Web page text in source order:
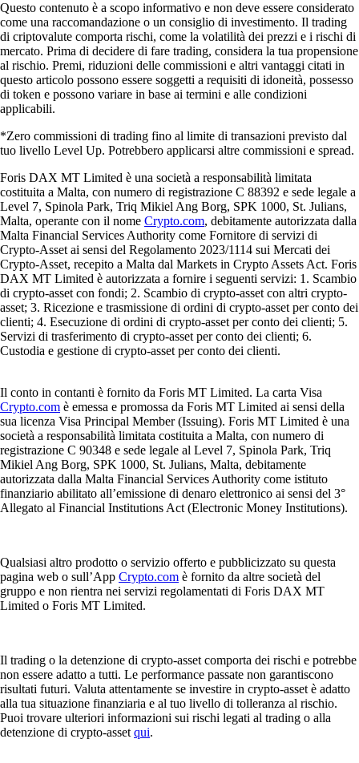
Questo contenuto è a scopo informativo e non deve essere considerato
come una raccomandazione o un consiglio di investimento. Il trading
di criptovalute comporta rischi, come la volatilità dei prezzi e i rischi di
mercato. Prima di decidere di fare trading, considera la tua propensione
al rischio. Premi, riduzioni delle commissioni e altri vantaggi citati in
questo articolo possono essere soggetti a requisiti di idoneità, possesso
di token e possono variare in base ai termini e alle condizioni
applicabili.
*Zero commissioni di trading fino al limite di transazioni previsto dal
tuo livello Level Up. Potrebbero applicarsi altre commissioni e spread.
Foris DAX MT Limited è una società a responsabilità limitata
costituita a Malta, con numero di registrazione C 88392 e sede legale a
Level 7, Spinola Park, Triq Mikiel Ang Borg, SPK 1000, St. Julians,
Malta, operante con il nome Crypto.com, debitamente autorizzata dalla
Malta Financial Services Authority come Fornitore di servizi di
Crypto-Asset ai sensi del Regolamento 2023/1114 sui Mercati dei
Crypto-Asset, recepito a Malta dal Markets in Crypto Assets Act. Foris
DAX MT Limited è autorizzata a fornire i seguenti servizi: 1. Scambio
di crypto-asset con fondi; 2. Scambio di crypto-asset con altri crypto-
asset; 3. Ricezione e trasmissione di ordini di crypto-asset per conto dei
clienti; 4. Esecuzione di ordini di crypto-asset per conto dei clienti; 5.
Servizi di trasferimento di crypto-asset per conto dei clienti; 6.
Custodia e gestione di crypto-asset per conto dei clienti.
Il conto in contanti è fornito da Foris MT Limited. La carta Visa
Crypto.com è emessa e promossa da Foris MT Limited ai sensi della
sua licenza Visa Principal Member (Issuing). Foris MT Limited è una
società a responsabilità limitata costituita a Malta, con numero di
registrazione C 90348 e sede legale al Level 7, Spinola Park, Triq
Mikiel Ang Borg, SPK 1000, St. Julians, Malta, debitamente
autorizzata dalla Malta Financial Services Authority come istituto
finanziario abilitato all’emissione di denaro elettronico ai sensi del 3°
Allegato al Financial Institutions Act (Electronic Money Institutions).
Qualsiasi altro prodotto o servizio offerto e pubblicizzato su questa
pagina web o sull’App Crypto.com è fornito da altre società del
gruppo e non rientra nei servizi regolamentati di Foris DAX MT
Limited o Foris MT Limited.
Il trading o la detenzione di crypto-asset comporta dei rischi e potrebbe
non essere adatto a tutti. Le performance passate non garantiscono
risultati futuri. Valuta attentamente se investire in crypto-asset è adatto
alla tua situazione finanziaria e al tuo livello di tolleranza al rischio.
Puoi trovare ulteriori informazioni sui rischi legati al trading o alla
detenzione di crypto-asset qui.